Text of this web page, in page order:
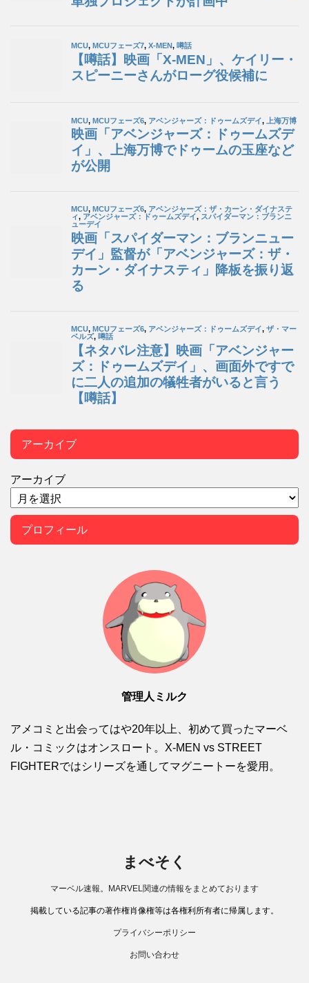
アーカイブ
アーカイブ
プロフィール
管理人ミルク
アメコミと出会ってはや20年以上、初めて買ったマーベ
ル・コミックはオンスロート。X-MEN vs STREET
FIGHTERではシリーズを通してマグニートーを愛用。
まべそく
マーベル速報。MARVEL関連の情報をまとめております
掲載している記事の著作権肖像権等は各権利所有者に帰属します。
プライバシーポリシー
お問い合わせ